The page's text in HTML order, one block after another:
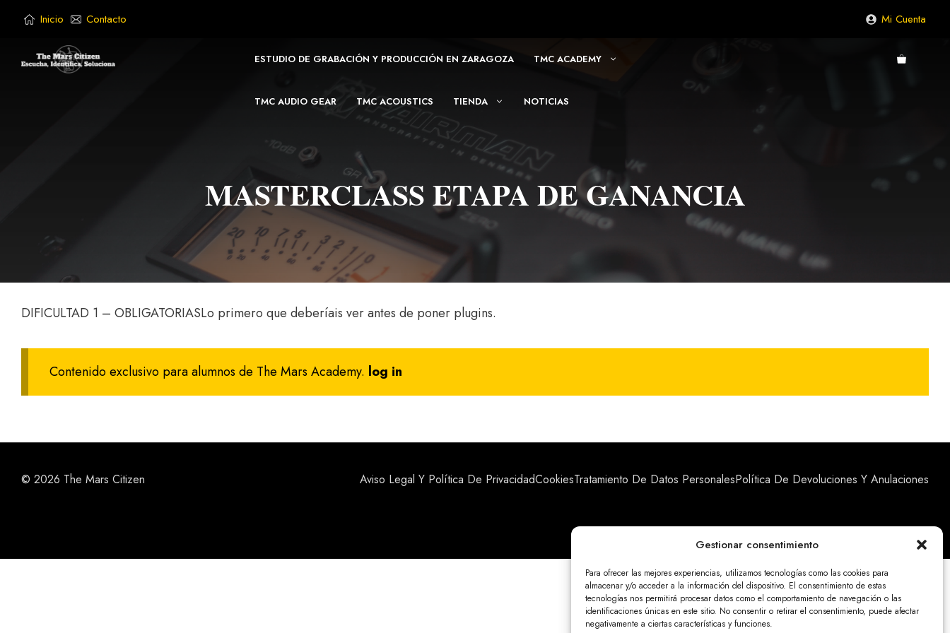
Gestionar consentimiento
Para ofrecer las mejores experiencias, utilizamos tecnologías como las cookies para
almacenar y/o acceder a la información del dispositivo. El consentimiento de estas
tecnologías nos permitirá procesar datos como el comportamiento de navegación o las
identificaciones únicas en este sitio. No consentir o retirar el consentimiento, puede afectar
negativamente a ciertas características y funciones.
Inicio Contacto Mi Cuenta
ESTUDIO DE GRABACIÓN Y PRODUCCIÓN EN ZARAGOZA TMC ACADEMY
TMC AUDIO GEAR TMC ACOUSTICS TIENDA NOTICIAS
MASTERCLASS ETAPA DE GANANCIA
DIFICULTAD 1 – OBLIGATORIASLo primero que deberíais ver antes de poner plugins.
Contenido exclusivo para alumnos de The Mars Academy. log in
© 2026 The Mars Citizen Aviso Legal Y Política De PrivacidadCookiesTratamiento De Datos PersonalesPolítica De Devoluciones Y Anulaciones